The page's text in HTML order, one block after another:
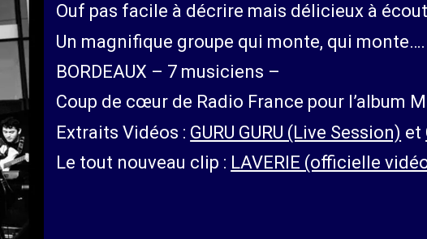
Ouf pas facile à décrire mais délicieux à
Un magnifique groupe qui monte, qui monte….
BORDEAUX – 7 musiciens –
Coup de cœur de Radio France pour l’album
Extraits Vidéos : GURU GURU (Live Session) et
Le tout nouveau clip : LAVERIE (officielle